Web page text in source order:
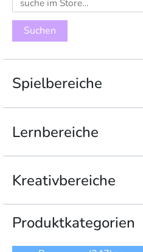
nach:
Spielbereiche
Lernbereiche
Kreativbereiche
Produkt­kategorien